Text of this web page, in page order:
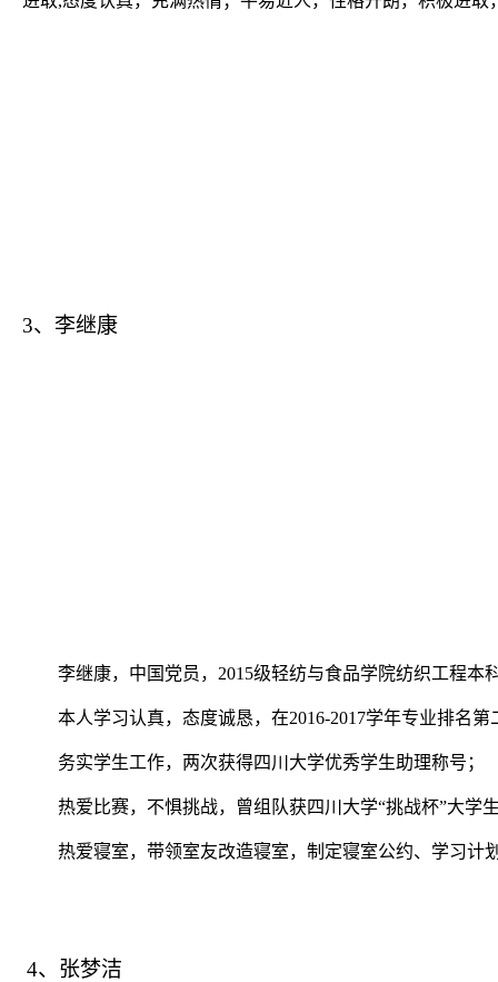
3、李继康
李继康，中国党员， 2015级轻纺与食品学院纺织工程本
本人学习认真，态度诚恳，在2016-2017学年专业排名第
务实学生工作，两次获得四川大学优秀学生助理称号；
热爱比赛，不惧挑战，曾组队获四川大学“挑战杯”大学
热爱寝室，带领室友改造寝室，制定寝室公约、学习计
4、张梦洁